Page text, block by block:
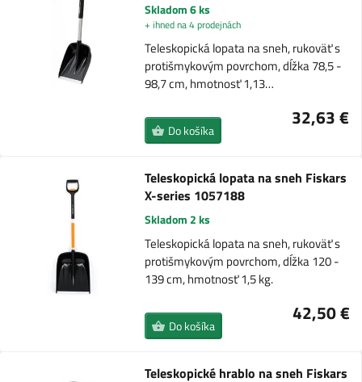
Skladom 6 ks
+ ihned na 4 prodejnách
Teleskopická lopata na sneh, rukoväť s
protišmykovým povrchom, dĺžka 78,5 -
98,7 cm, hmotnosť 1,13…
32,63 €
Do košíka
Teleskopická lopata na sneh Fiskars
X-series 1057188
Skladom 2 ks
Teleskopická lopata na sneh, rukoväť s
protišmykovým povrchom, dĺžka 120 -
139 cm, hmotnosť 1,5 kg.
42,50 €
Do košíka
Teleskopické hrablo na sneh Fiskars